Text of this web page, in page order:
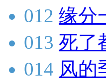
012 缘分
013 死了
014 风的